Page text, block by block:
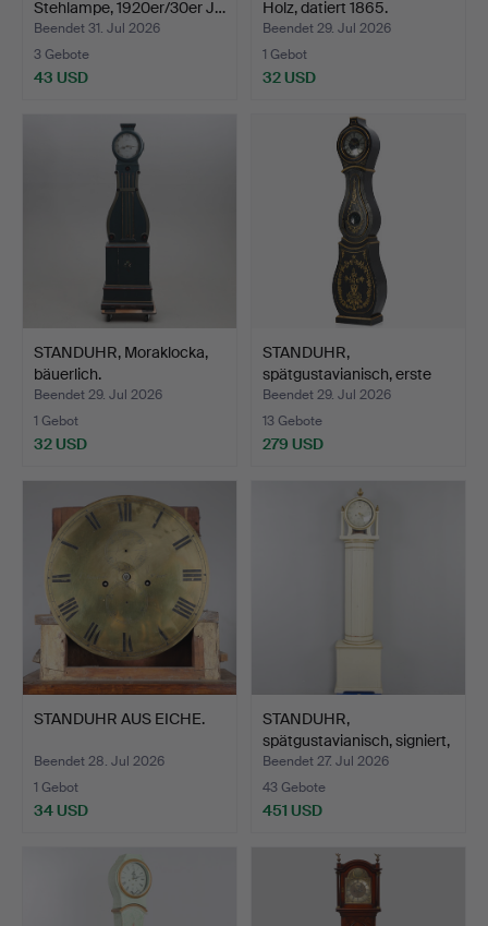
Stehlampe, 1920er/30er J…
Beendet 31. Jul 2026
3 Gebote
43 USD
Holz, datiert 1865.
Beendet 29. Jul 2026
1 Gebot
32 USD
STANDUHR, Moraklocka,
bäuerlich.
Beendet 29. Jul 2026
1 Gebot
32 USD
STANDUHR,
spätgustavianisch, erste
Hälfte …
Beendet 29. Jul 2026
13 Gebote
279 USD
STANDUHR AUS EICHE.
Beendet 28. Jul 2026
1 Gebot
34 USD
STANDUHR,
spätgustavianisch, signiert,
A.A…
Beendet 27. Jul 2026
43 Gebote
451 USD